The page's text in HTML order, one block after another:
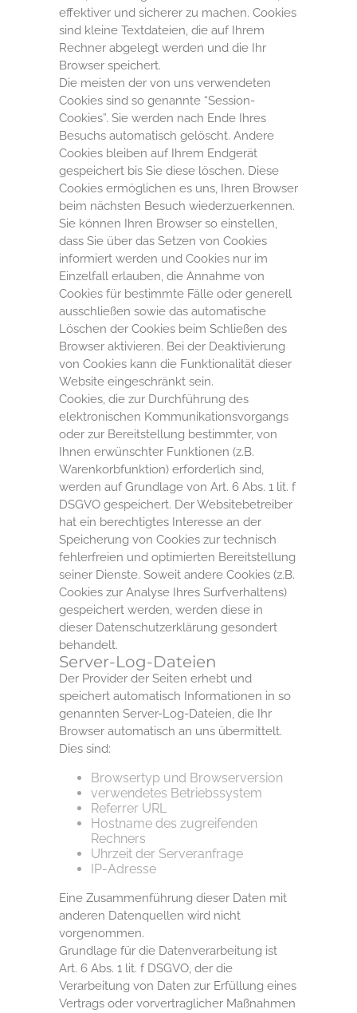
effektiver und sicherer zu machen. Cookies
sind kleine Textdateien, die auf Ihrem
Rechner abgelegt werden und die Ihr
Browser speichert.
Die meisten der von uns verwendeten
Cookies sind so genannte “Session-
Cookies”. Sie werden nach Ende Ihres
Besuchs automatisch gelöscht. Andere
Cookies bleiben auf Ihrem Endgerät
gespeichert bis Sie diese löschen. Diese
Cookies ermöglichen es uns, Ihren Browser
beim nächsten Besuch wiederzuerkennen.
Sie können Ihren Browser so einstellen,
dass Sie über das Setzen von Cookies
informiert werden und Cookies nur im
Einzelfall erlauben, die Annahme von
Cookies für bestimmte Fälle oder generell
ausschließen sowie das automatische
Löschen der Cookies beim Schließen des
Browser aktivieren. Bei der Deaktivierung
von Cookies kann die Funktionalität dieser
Website eingeschränkt sein.
Cookies, die zur Durchführung des
elektronischen Kommunikationsvorgangs
oder zur Bereitstellung bestimmter, von
Ihnen erwünschter Funktionen (z.B.
Warenkorbfunktion) erforderlich sind,
werden auf Grundlage von Art. 6 Abs. 1 lit. f
DSGVO gespeichert. Der Websitebetreiber
hat ein berechtigtes Interesse an der
Speicherung von Cookies zur technisch
fehlerfreien und optimierten Bereitstellung
seiner Dienste. Soweit andere Cookies (z.B.
Cookies zur Analyse Ihres Surfverhaltens)
gespeichert werden, werden diese in
dieser Datenschutzerklärung gesondert
behandelt.
Server-Log-Dateien
Der Provider der Seiten erhebt und
speichert automatisch Informationen in so
genannten Server-Log-Dateien, die Ihr
Browser automatisch an uns übermittelt.
Dies sind:
Browsertyp und Browserversion
verwendetes Betriebssystem
Referrer URL
Hostname des zugreifenden
Rechners
Uhrzeit der Serveranfrage
IP-Adresse
Eine Zusammenführung dieser Daten mit
anderen Datenquellen wird nicht
vorgenommen.
Grundlage für die Datenverarbeitung ist
Art. 6 Abs. 1 lit. f DSGVO, der die
Verarbeitung von Daten zur Erfüllung eines
Vertrags oder vorvertraglicher Maßnahmen